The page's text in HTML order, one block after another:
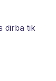
dirba tik